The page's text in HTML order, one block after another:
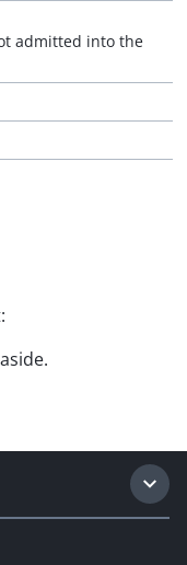
admitted into the